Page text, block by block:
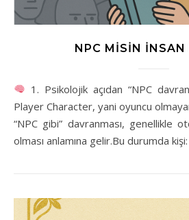
NPC MISIN İNSAN
1. Psikolojik açıdan “NPC
Player Character, yani oyuncu
“NPC gibi” davranması, genellikle
olması anlamına gelir.Bu durumda kişi: